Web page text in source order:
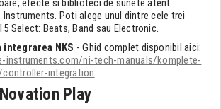
efecte si biblioteci de sunete atent
Poti alege unul dintre cele trei
Select: Beats, Band sau Electronic.
NKS - Ghid complet disponibil aici:
instruments.com/ni-tech-manuals/komplete-
integration
Play